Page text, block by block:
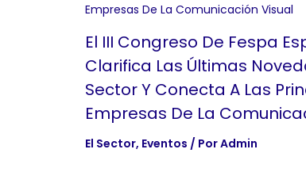
El III Congreso De Fespa
Clarifica Las Últimas
Sector Y Conecta A Las
Empresas De La
El Sector, Eventos / PorAdmin